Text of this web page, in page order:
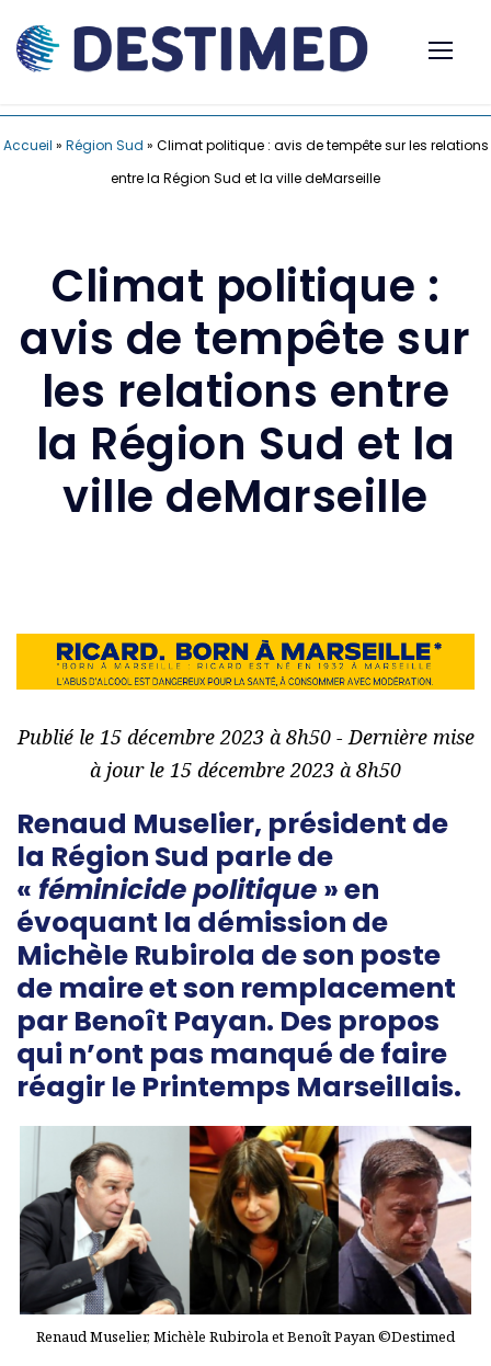
Accueil » Région Sud » Climat politique : avis de tempête sur les relations
entre la Région Sud et la ville deMarseille
Climat politique :
avis de tempête sur
les relations entre
la Région Sud et la
ville deMarseille
Publié le 15 décembre 2023 à 8h50 - Dernière mise
à jour le 15 décembre 2023 à 8h50
­Renaud Muselier, président de
la Région Sud parle de
« féminicide politique » en
évoquant la démission de
Michèle Rubirola de son poste
de maire et son remplacement
par Benoît Payan. Des propos
qui n’ont pas manqué de faire
réagir le Printemps Marseillais.
Renaud Muselier, Michèle Rubirola et Benoît Payan ©Destimed